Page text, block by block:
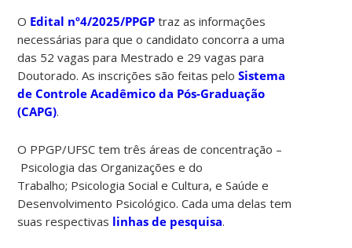
O Edital nº4/2025/PPGP traz as informações
necessárias para que o candidato concorra a uma
das 52 vagas para Mestrado e 29 vagas para
Doutorado. As inscrições são feitas peloSistema
de Controle Acadêmico da Pós-Graduação
(CAPG).
O PPGP/UFSC tem três áreas de concentração –
Psicologia das Organizações e do
Trabalho; Psicologia Social e Cultura, e Saúde e
Desenvolvimento Psicológico. Cada uma delas tem
suas respectivas linhas de pesquisa.